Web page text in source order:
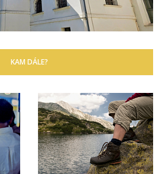
KAM DÁLE?